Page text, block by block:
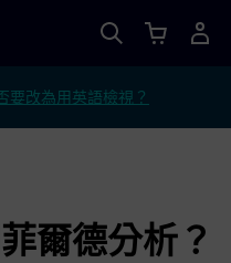
要改為用英語檢視？
爾德分析？